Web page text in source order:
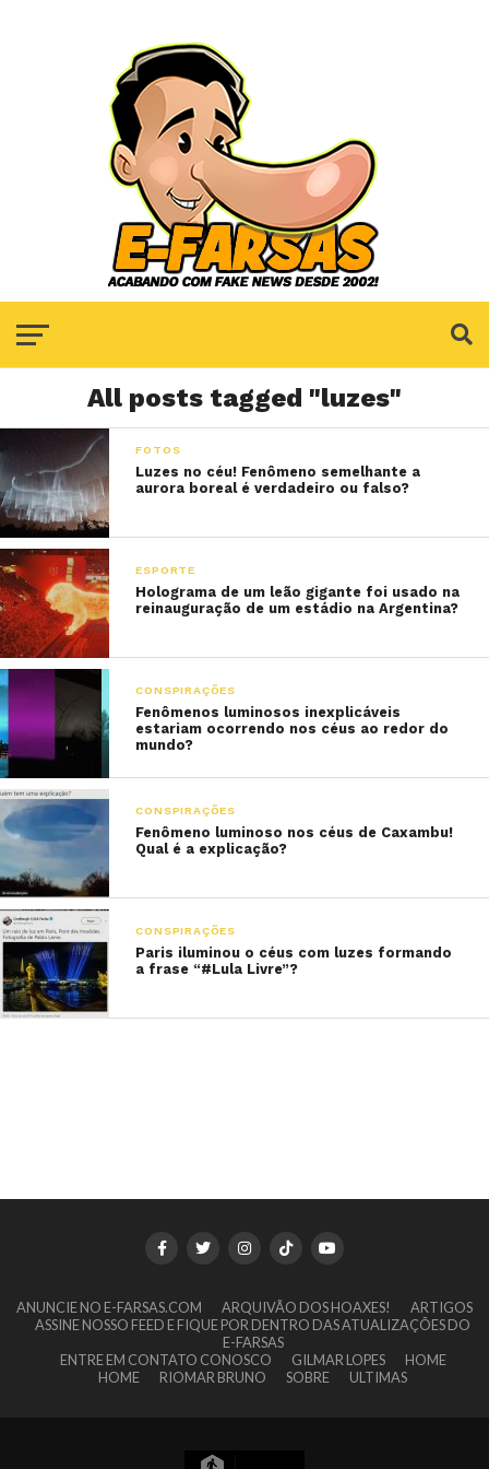
All posts tagged "luzes"
FOTOS
Luzes no céu! Fenômeno semelhante a
aurora boreal é verdadeiro ou falso?
ESPORTE
Holograma de um leão gigante foi usado na
reinauguração de um estádio na Argentina?
CONSPIRAÇÕES
Fenômenos luminosos inexplicáveis
estariam ocorrendo nos céus ao redor do
mundo?
CONSPIRAÇÕES
Fenômeno luminoso nos céus de Caxambu!
Qual é a explicação?
CONSPIRAÇÕES
Paris iluminou o céus com luzes formando
a frase “#Lula Livre”?
ANUNCIE NO E-FARSAS.COM ARQUIVÃO DOS HOAXES!
ARTIGOS
ASSINE NOSSO FEED E FIQUE POR DENTRO DAS ATUALIZAÇÕES DO
E-FARSAS
ENTRE EM CONTATO CONOSCO
GILMAR LOPES
HOME
HOME
RIOMAR BRUNO SOBRE ULTIMAS